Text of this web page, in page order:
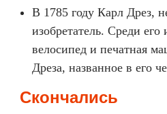
В 1785 году Карл Дрез,
изобретатель. Среди его
велосипед и печатная
Дреза, названное в его
Скончались